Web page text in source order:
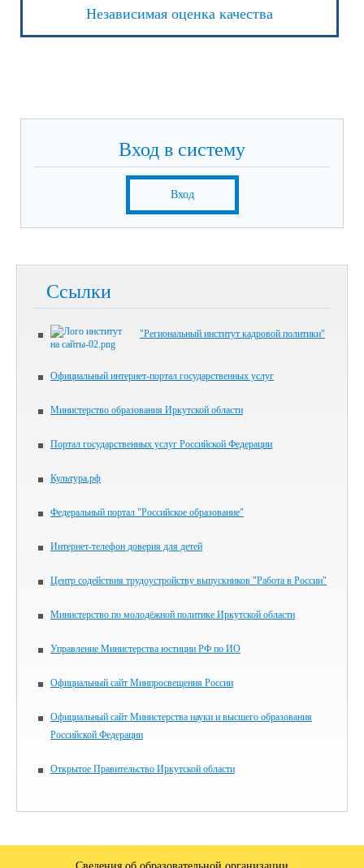
Независимая оценка качества
Вход в систему
Вход
Ссылки
"Региональный институт кадровой политики"
Официальный интернет-портал государственных услуг
Министерство образования Иркутской области
Портал государственных услуг Российской Федерации
Культура.рф
Федеральный портал "Российское образование"
Интернет-телефон доверия для детей
Центр содействия трудоустройству выпускников "Работа в России"
Министерство по молодёжной политике Иркутской области
Управление Министерства юстиции РФ по ИО
Официальный сайт Минпросвещения России
Официальный сайт Министерства науки и высшего образования
Российской Федерации
Открытое Правительство Иркутской области